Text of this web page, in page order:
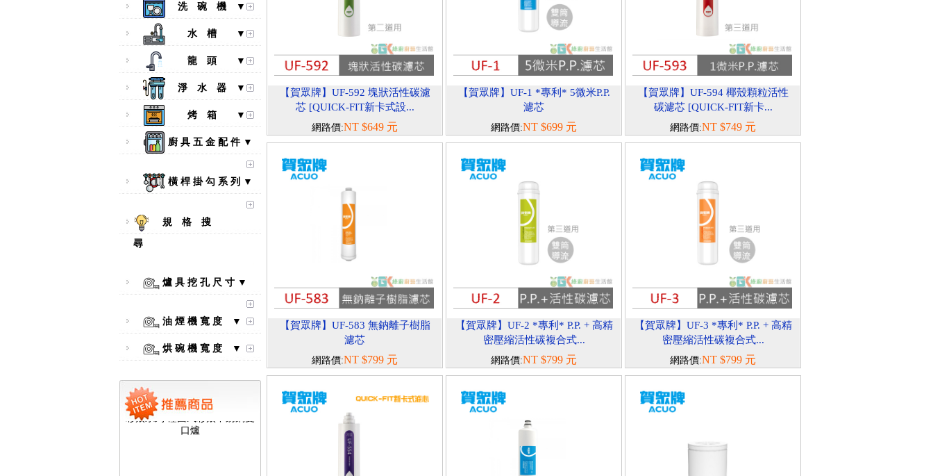
洗 碗 機 ▼
水 槽 ▼
龍 頭 ▼
淨 水 器 ▼
烤 箱 ▼
廚 具 五 金 配 件 ▼
橫 桿 掛 勾 系 列 ▼
規 格 搜
尋
爐 具 挖 孔 尺 寸 ▼
油 煙 機 寬 度 ▼
烘 碗 機 寬 度 ▼
【林內Rinnai】 RB-L2600S(A)
彩焱系列 檯面式彩焱不銹鋼雙
口爐
【賀眾牌】UF-592 塊狀活性碳濾
芯 [QUICK-FIT新卡式設...
網路價:NT $649 元
【賀眾牌】UF-1 *專利* 5微米P.P.
濾芯
網路價:NT $699 元
【賀眾牌】UF-594 椰殼顆粒活性
碳濾芯 [QUICK-FIT新卡...
網路價:NT $749 元
【賀眾牌】UF-583 無鈉離子樹脂
濾芯
網路價:NT $799 元
【賀眾牌】UF-2 *專利* P.P. + 高精
密壓縮活性碳複合式...
網路價:NT $799 元
【賀眾牌】UF-3 *專利* P.P. + 高精
密壓縮活性碳複合式...
網路價:NT $799 元